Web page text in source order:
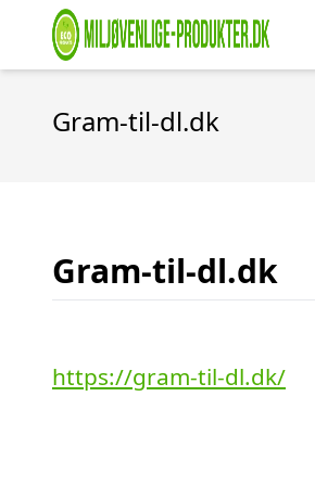
Gram-til-dl.dk
Gram-til-dl.dk
https://gram-til-dl.dk/